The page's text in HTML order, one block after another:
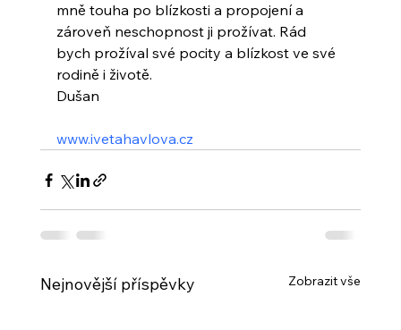
mně touha po blízkosti a propojení a
zároveň neschopnost ji prožívat. Rád
bych prožíval své pocity a blízkost ve své
rodině i životě.
Dušan
www.ivetahavlova.cz
Nejnovější příspěvky Zobrazit vše